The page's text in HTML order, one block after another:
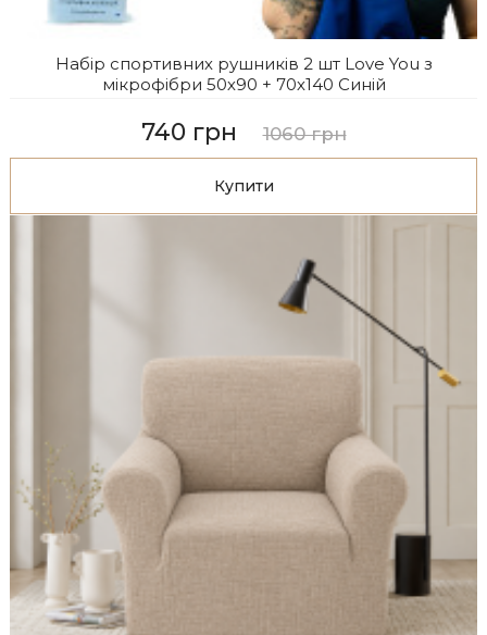
Набір спортивних рушників 2 шт Love You з
мікрофібри 50х90 + 70х140 Синій
740 грн 1060 грн
Купити